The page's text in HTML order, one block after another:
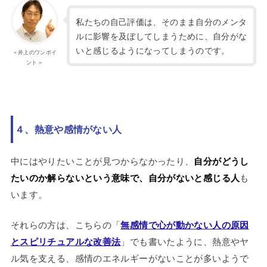
＜井上のワンポイ
ント＞
私たちの自己評価は、そのまま自分のメンタ
ルに影響を及ぼしてしまうために、自分がな
いと感じるようになってしまうのです。
４、熱意や感情がない人
中にはやりたいことが見つからなかったり、 自分がどうし
たいのか解らないという意味で、自分がないと感じる人も
います。
それらの方は、こちらの「無感情で心が動かない人の原因
とスピリチュアルな改善法」でも書いたように、熱意やヤ
ル気を支える、感情のエネルギーがないことが多いようで